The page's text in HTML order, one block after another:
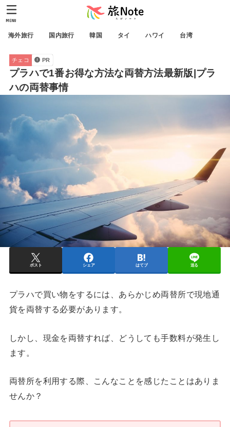
海外旅行 国内旅行 韓国 タイ ハワイ 台湾
MENU
チェコ PR
プラハで1番お得な方法な両替方法最新版|プラ
ハの両替事情
ポスト シェア はてブ 送る
プラハで買い物をするには、あらかじめ両替所で現地通
貨を両替する必要があります。
しかし、現金を両替すれば、どうしても手数料が発生し
ます。
両替所を利用する際、こんなことを感じたことはありま
せんか？